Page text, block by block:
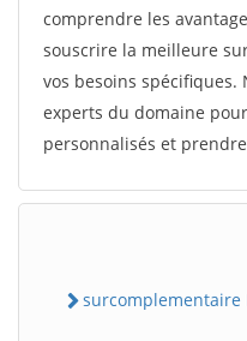
comprendre les
souscrire la meilleure
vos besoins spécifiques.
experts du domaine
personnalisés et
surcomplementaire